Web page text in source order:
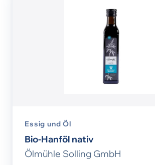
Essig und Öl
Bio-Hanföl nativ
Ölmühle Solling GmbH